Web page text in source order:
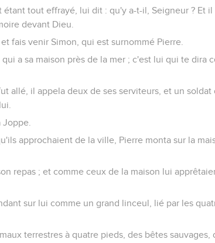
tout effrayé, lui dit : qu'y a-t-il, Seigneur ? Et
devant Dieu.
fais venir Simon, qui est surnommé Pierre.
a sa maison près de la mer ; c'est lui qui te dira
allé, il appela deux de ses serviteurs, et un soldat
approchaient de la ville, Pierre monta sur la
repas ; et comme ceux de la maison lui
sur lui comme un grand linceul, lié par les
terrestres à quatre pieds, des bêtes sauvages,